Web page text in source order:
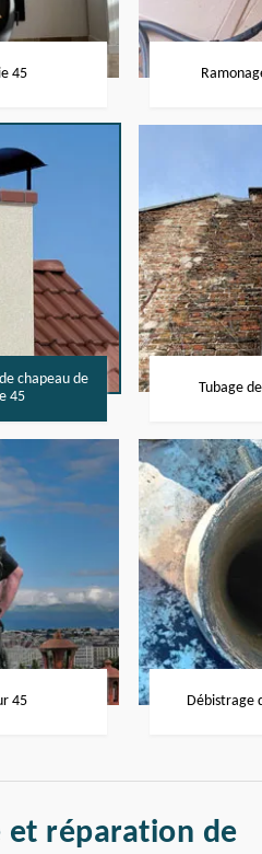
45
chapeau de
45
Tubage
45 Débistrage
et réparation de